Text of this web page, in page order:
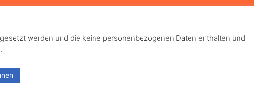
werden und die keine personenbezogenen Daten enthalten und